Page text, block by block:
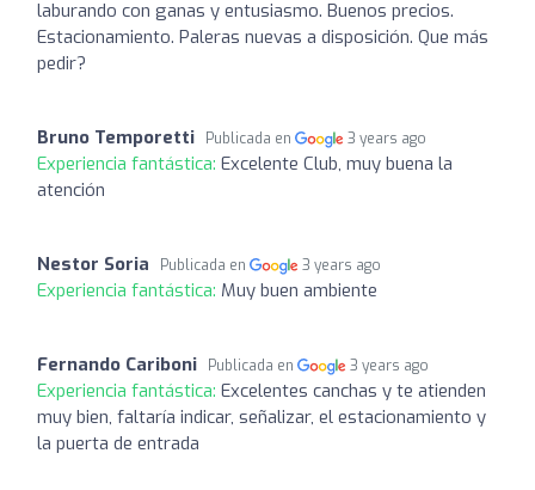
laburando con ganas y entusiasmo. Buenos precios.
Estacionamiento. Paleras nuevas a disposición. Que más
pedir?
Bruno Temporetti Publicada en 3 years ago
Experiencia fantástica: Excelente Club, muy buena la
atención
Nestor Soria Publicada en 3 years ago
Experiencia fantástica: Muy buen ambiente
Fernando Cariboni Publicada en 3 years ago
Experiencia fantástica: Excelentes canchas y te atienden
muy bien, faltaría indicar, señalizar, el estacionamiento y
la puerta de entrada